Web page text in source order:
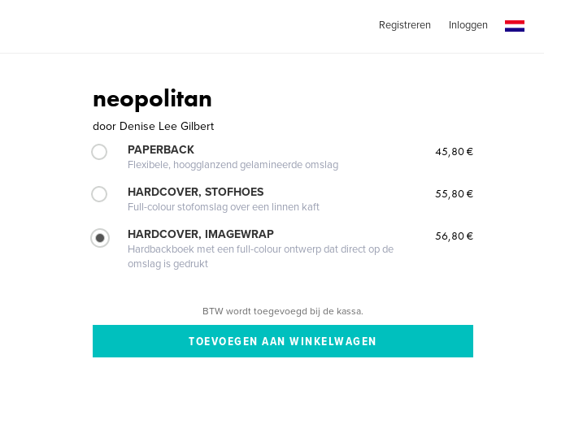
Registreren Inloggen
neopolitan
door Denise Lee Gilbert
PAPERBACK
Flexibele, hoogglanzend gelamineerde omslag
45,80 €
HARDCOVER, STOFHOES
Full-colour stofomslag over een linnen kaft
55,80 €
HARDCOVER, IMAGEWRAP
Hardbackboek met een full-colour ontwerp dat direct op de
omslag is gedrukt
56,80 €
BTW wordt toegevoegd bij de kassa.